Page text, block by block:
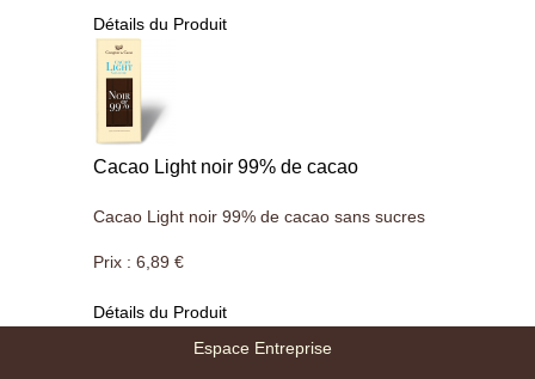
Détails du Produit
Cacao Light noir 99% de cacao
Cacao Light noir 99% de cacao sans sucres
Prix : 6,89 €
Détails du Produit
Espace Entreprise